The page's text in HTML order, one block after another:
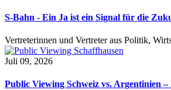
S-Bahn - Ein Ja ist ein Signal für die
Vertreterinnen und Vertreter aus Politik,
Juli 09, 2026
Public Viewing Schweiz vs. Argentinien